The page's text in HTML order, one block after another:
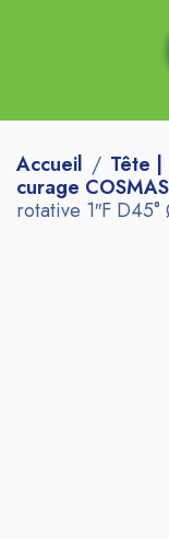
Accueil Tête |
curage COSMAS
rotative 1″F